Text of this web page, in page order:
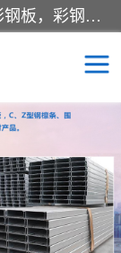
郑州鑫纵建材有限公司供应阳光板，彩钢板，彩钢钢构工程是一家集生产销售租赁安装于一体的企业，主要生产PC采光板，耐力板，仿古琉璃采光板，岩棉板、彩钢压型板、镀锌压型板、桁架楼承板，C、Z型钢檩条、围挡板、轻钢结构，阳光温室大棚等新型建材产品。公司旗下有多台移动式高空压瓦机租赁，承接全国各地业务，专业对外租赁各种型号压瓦机。
脂仿古瓦